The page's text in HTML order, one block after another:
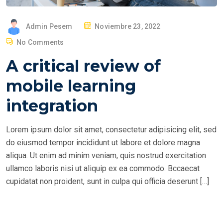
Admin Pesem
P
T
D
O
Noviembre 23, 2022
No Comments
A critical review of
mobile learning
integration
Lorem ipsum dolor sit amet, consectetur adipisicing elit, sed
do eiusmod tempor incididunt ut labore et dolore magna
aliqua. Ut enim ad minim veniam, quis nostrud exercitation
ullamco laboris nisi ut aliquip ex ea commodo. Bccaecat
cupidatat non proident, sunt in culpa qui officia deserunt […]